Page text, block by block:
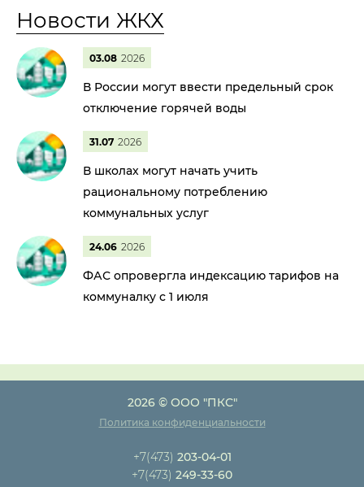
Новости ЖКХ
03.08 2026
В России могут ввести предельный срок
отключение горячей воды
31.07 2026
В школах могут начать учить
рациональному потреблению
коммунальных услуг
24.06 2026
ФАС опровергла индексацию тарифов на
коммуналку с 1 июля
2026 © ООО "ПКС"
Политика конфиденциальности
+7(473) 203-04-01
+7(473) 249-33-60